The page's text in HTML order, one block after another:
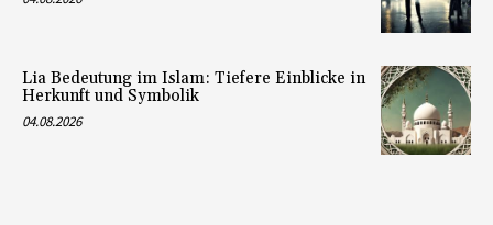
Lia Bedeutung im Islam: Tiefere Einblicke in
Herkunft und Symbolik
04.08.2026